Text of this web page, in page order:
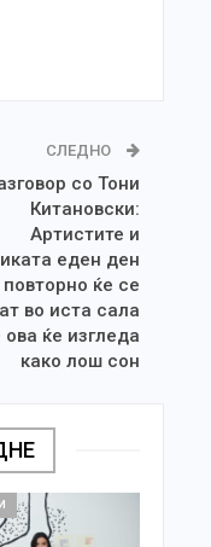
СЛЕДНО
со Тони
Китановски:
Артистите и
еден ден
повторно ќе се
во иста сала
ова ќе изгледа
како лош сон